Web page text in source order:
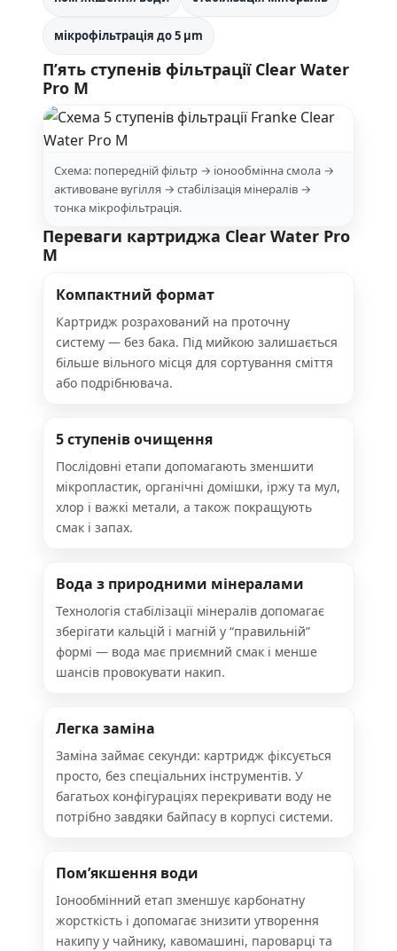
мікрофільтрація до 5 μm
П’ять ступенів фільтрації Clear Water
Pro M
Схема: попередній фільтр → іонообмінна смола →
активоване вугілля → стабілізація мінералів →
тонка мікрофільтрація.
Переваги картриджа Clear Water Pro
M
Компактний формат
Картридж розрахований на проточну
систему — без бака. Під мийкою залишається
більше вільного місця для сортування сміття
або подрібнювача.
5 ступенів очищення
Послідовні етапи допомагають зменшити
мікропластик, органічні домішки, іржу та мул,
хлор і важкі метали, а також покращують
смак і запах.
Вода з природними мінералами
Технологія стабілізації мінералів допомагає
зберігати кальцій і магній у “правильній”
формі — вода має приємний смак і менше
шансів провокувати накип.
Легка заміна
Заміна займає секунди: картридж фіксується
просто, без спеціальних інструментів. У
багатьох конфігураціях перекривати воду не
потрібно завдяки байпасу в корпусі системи.
Пом’якшення води
Іонообмінний етап зменшує карбонатну
жорсткість і допомагає знизити утворення
накипу у чайнику, кавомашині, пароварці та